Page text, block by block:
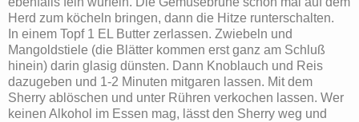
Herd zum köcheln bringen, dann die Hitze runterschalten.
In einem Topf 1 EL Butter zerlassen. Zwiebeln und
Mangoldstiele (die Blätter kommen erst ganz am Schluß
hinein) darin glasig dünsten. Dann Knoblauch und Reis
dazugeben und 1-2 Minuten mitgaren lassen. Mit dem
Sherry ablöschen und unter Rühren verkochen lassen. Wer
keinen Alkohol im Essen mag, lässt den Sherry weg und